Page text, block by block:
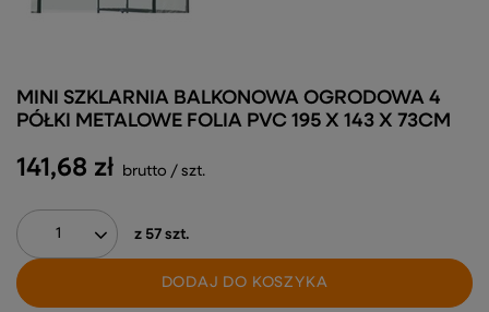
141,68 zł brutto / szt.
z 57 szt.
DODAJ DO KOSZYKA
MINI SZKLARNIA BALKONOWA OGRODOWA 4
PÓŁKI METALOWE FOLIA PVC 195 X 143 X 73CM